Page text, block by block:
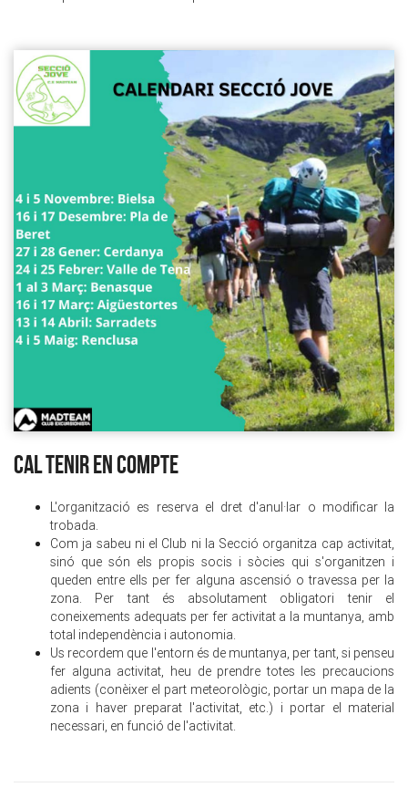
CAL TENIR EN COMPTE
L'organització es reserva el dret d'anul·lar o modificar la
trobada.
Com ja sabeu ni el Club ni la Secció organitza cap activitat,
sinó que són els propis socis i sòcies qui s'organitzen i
queden entre ells per fer alguna ascensió o travessa per la
zona. Per tant és absolutament obligatori tenir el
coneixements adequats per fer activitat a la muntanya, amb
total independència i autonomia.
Us recordem que l'entorn és de muntanya, per tant, si penseu
fer alguna activitat, heu de prendre totes les precaucions
adients (conèixer el part meteorològic, portar un mapa de la
zona i haver preparat l'activitat, etc.) i portar el material
necessari, en funció de l'activitat.